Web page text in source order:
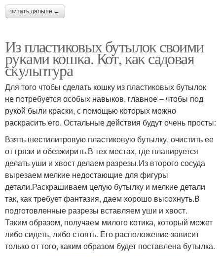
читать дальше →
Из пластиковых бутылок своими
руками кошка. Кот, как садовая
скульптура
Для того чтобы сделать кошку из пластиковых бутылок
не потребуется особых навыков, главное – чтобы под
рукой были краски, с помощью которых можно
раскрасить его. Остальные действия будут очень просты:
Взять шестилитровую пластиковую бутылку, очистить ее
от грязи и обезжирить.В тех местах, где планируется
делать уши и хвост делаем разрезы.Из второго сосуда
вырезаем мелкие недостающие для фигуры
детали.Раскрашиваем целую бутылку и мелкие детали
так, как требует фантазия, даем хорошо высохнуть.В
подготовленные разрезы вставляем уши и хвост.
Таким образом, получаем милого котика, который может
либо сидеть, либо стоять. Его расположение зависит
только от того, каким образом будет поставлена бутылка.